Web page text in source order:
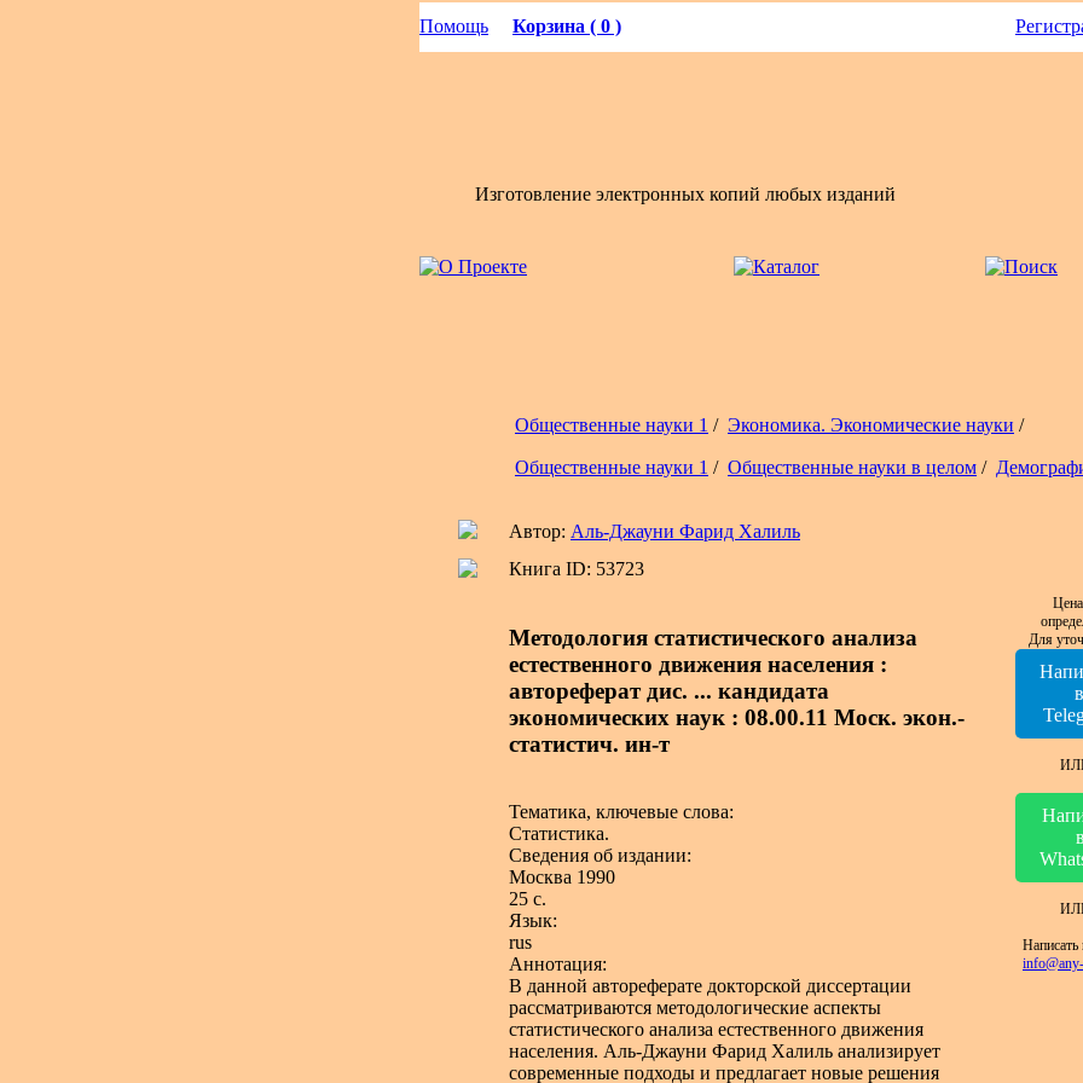
Помощь Корзина ( 0 )
Изготовление электронных копий любых изданий
Общественные науки 1 / Экономика. Экономические науки /
Общественные науки 1 / Общественные науки в целом /
Автор: Аль-Джауни Фарид Халиль
Книга ID: 53723
Методология статистического анализа
естественного движения населения :
автореферат дис. ... кандидата
экономических наук : 08.00.11 Моск. экон.-
статистич. ин-т
Тематика, ключевые слова:
Статистика.
Сведения об издании:
Москва 1990
25 с.
Язык:
rus
Аннотация:
В данной автореферате докторской диссертации
рассматриваются методологические аспекты
статистического анализа естественного движения
населения. Аль-Джауни Фарид Халиль анализирует
современные подходы и предлагает новые решения
Для
в
в
Написать